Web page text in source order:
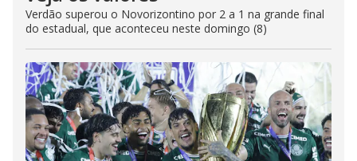
Verdão superou o Novorizontino por 2 a 1 na grande final
do estadual, que aconteceu neste domingo (8)